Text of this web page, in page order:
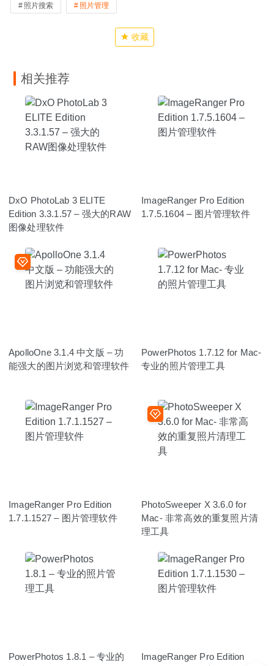
照片搜索 照片管理
收藏
相关推荐
DxO PhotoLab 3 ELITE
Edition 3.3.1.57 – 强大的RAW
图像处理软件
ImageRanger Pro Edition
1.7.5.1604 – 图片管理软件
ApolloOne 3.1.4 中文版 – 功
能强大的图片浏览和管理软件
PowerPhotos 1.7.12 for Mac-
专业的照片管理工具
ImageRanger Pro Edition
1.7.1.1527 – 图片管理软件
PhotoSweeper X 3.6.0 for
Mac- 非常高效的重复照片清
理工具
PowerPhotos 1.8.1 – 专业的
ImageRanger Pro Edition